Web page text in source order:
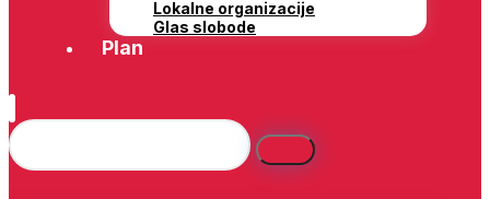
Lokalne organizacije
Glas slobode
Plan